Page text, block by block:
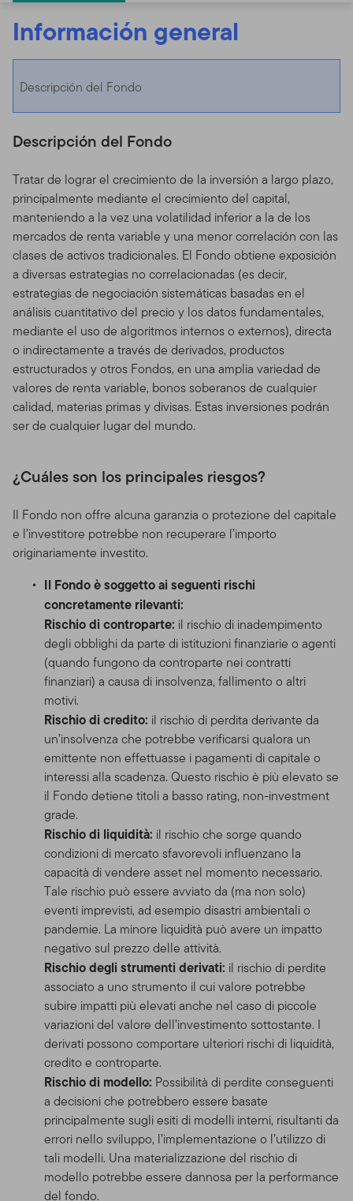
Información general
Descripción del Fondo
Descripción del Fondo
Tratar de lograr el crecimiento de la inversión a largo plazo,
principalmente mediante el crecimiento del capital,
manteniendo a la vez una volatilidad inferior a la de los
mercados de renta variable y una menor correlación con las
clases de activos tradicionales. El Fondo obtiene exposición
a diversas estrategias no correlacionadas (es decir,
estrategias de negociación sistemáticas basadas en el
análisis cuantitativo del precio y los datos fundamentales,
mediante el uso de algoritmos internos o externos), directa
o indirectamente a través de derivados, productos
estructurados y otros Fondos, en una amplia variedad de
valores de renta variable, bonos soberanos de cualquier
calidad, materias primas y divisas. Estas inversiones podrán
ser de cualquier lugar del mundo.
¿Cuáles son los principales riesgos?
Il Fondo non offre alcuna garanzia o protezione del capitale
e l’investitore potrebbe non recuperare l’importo
originariamente investito.
Il Fondo è soggetto ai seguenti rischi
concretamente rilevanti:
Rischio di controparte: il rischio di inadempimento
degli obblighi da parte di istituzioni finanziarie o agenti
(quando fungono da controparte nei contratti
finanziari) a causa di insolvenza, fallimento o altri
motivi.
Rischio di credito: il rischio di perdita derivante da
un’insolvenza che potrebbe verificarsi qualora un
emittente non effettuasse i pagamenti di capitale o
interessi alla scadenza. Questo rischio è più elevato se
il Fondo detiene titoli a basso rating, non-investment
grade.
Rischio di liquidità: il rischio che sorge quando
condizioni di mercato sfavorevoli influenzano la
capacità di vendere asset nel momento necessario.
Tale rischio può essere avviato da (ma non solo)
eventi imprevisti, ad esempio disastri ambientali o
pandemie. La minore liquidità può avere un impatto
negativo sul prezzo delle attività.
Rischio degli strumenti derivati: il rischio di perdite
associato a uno strumento il cui valore potrebbe
subire impatti più elevati anche nel caso di piccole
variazioni del valore dell’investimento sottostante. I
derivati possono comportare ulteriori rischi di liquidità,
credito e controparte.
Rischio di modello: Possibilità di perdite conseguenti
a decisioni che potrebbero essere basate
principalmente sugli esiti di modelli interni, risultanti da
errori nello sviluppo, l’implementazione o l’utilizzo di
tali modelli. Una materializzazione del rischio di
modello potrebbe essere dannosa per la performance
del fondo.